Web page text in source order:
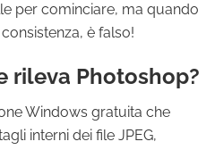
per cominciare, ma quando
è falso!
rileva Photoshop?
Windows gratuita che
interni dei file JPEG,